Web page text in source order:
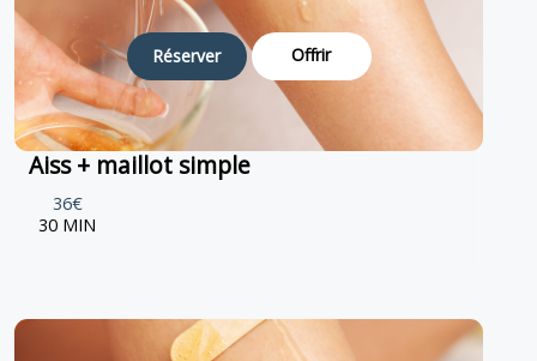
Réserver Offrir
Aiss + maillot simple
36€
30 MIN